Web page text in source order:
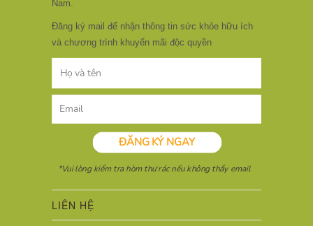
Nam.
Đăng ký mail để nhận thông tin sức khỏe hữu ích
và chương trình khuyến mãi độc quyền
LIÊN HỆ